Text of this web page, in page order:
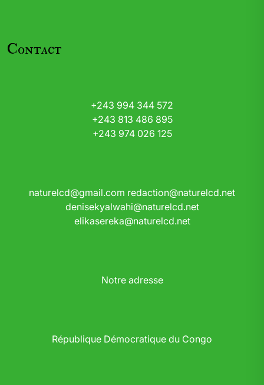
Contact
+243 994 344 572
+243 813 486 895
+243 974 026 125
naturelcd@gmail.com redaction@naturelcd.net
denisekyalwahi@naturelcd.net
elikasereka@naturelcd.net
Notre adresse
République Démocratique du Congo